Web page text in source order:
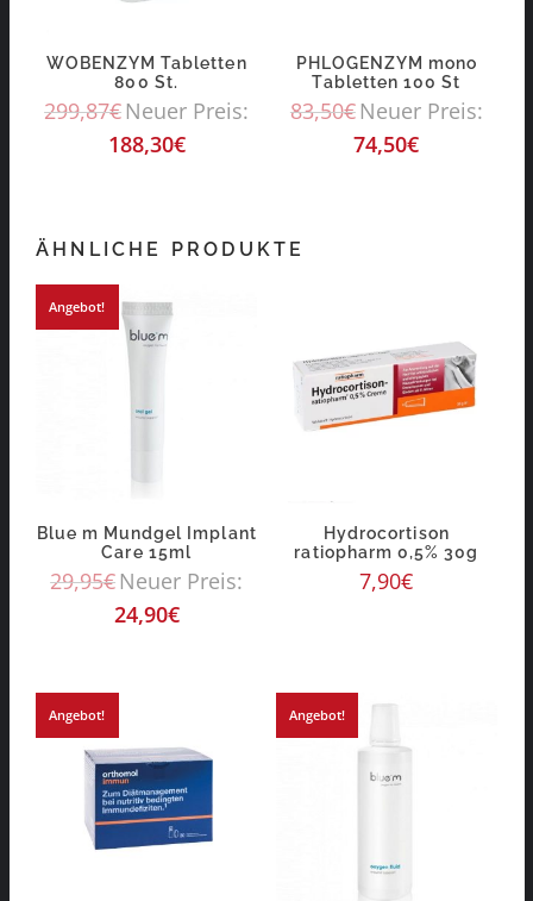
WOBENZYM Tabletten
800 St.
299,87€Neuer Preis:
188,30€
PHLOGENZYM mono
Tabletten 100 St
83,50€Neuer Preis:
74,50€
ÄHNLICHE PRODUKTE
Angebot!
Blue m Mundgel Implant
Care 15ml
29,95€Neuer Preis:
24,90€
Hydrocortison
ratiopharm 0,5% 30g
7,90€
Angebot! Angebot!